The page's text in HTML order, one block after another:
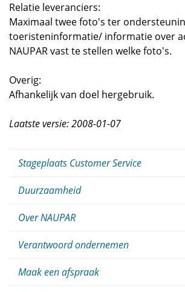
Relatie leveranciers:
Maximaal twee foto's ter
toeristeninformatie/ informatie over
NAUPAR vast te stellen welke foto's.
Overig:
Afhankelijk van doel hergebruik.
Laatste versie: 2008-01-07
Stageplaats Customer Service
Duurzaamheid
Over NAUPAR
Verantwoord ondernemen
Maak een afspraak